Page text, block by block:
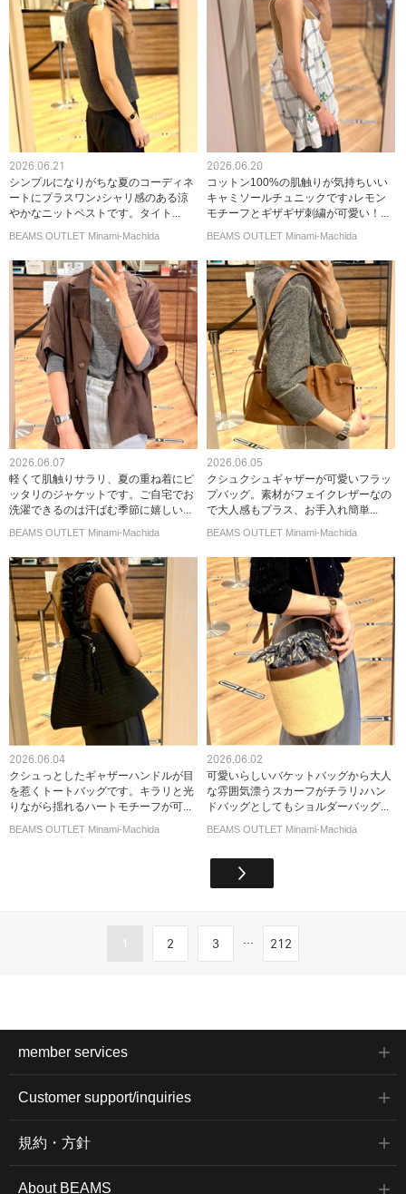
2026.06.21
シンプルになりがちな夏のコーディネ
ートにプラスワン♪シャリ感のある涼
やかなニットベストです。タイト...
BEAMS OUTLET Minami-Machida
2026.06.20
コットン100%の肌触りが気持ちいい
キャミソールチュニックです♪レモン
モチーフとギザギザ刺繍が可愛い！...
BEAMS OUTLET Minami-Machida
2026.06.07
軽くて肌触りサラリ、夏の重ね着にピ
ッタリのジャケットです。ご自宅でお
洗濯できるのは汗ばむ季節に嬉しい...
BEAMS OUTLET Minami-Machida
2026.06.05
クシュクシュギャザーが可愛いフラッ
プバッグ。素材がフェイクレザーなの
で大人感もプラス、お手入れ簡単...
BEAMS OUTLET Minami-Machida
2026.06.04
クシュっとしたギャザーハンドルが目
を惹くトートバッグです。キラリと光
りながら揺れるハートモチーフが可...
BEAMS OUTLET Minami-Machida
2026.06.02
可愛いらしいバケットバッグから大人
な雰囲気漂うスカーフがチラリ♪ハン
ドバッグとしてもショルダーバッグ...
BEAMS OUTLET Minami-Machida
1 2 3 ... 212
member services
Customer support/inquiries
規約・方針
About BEAMS